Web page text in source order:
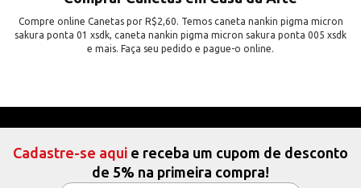
Compre online Canetas por R$2,60. Temos caneta nankin pigma micron
sakura ponta 01 xsdk, caneta nankin pigma micron sakura ponta 005 xsdk
e mais. Faça seu pedido e pague-o online.
Cadastre-se aqui e receba um cupom de desconto
de 5% na primeira compra!